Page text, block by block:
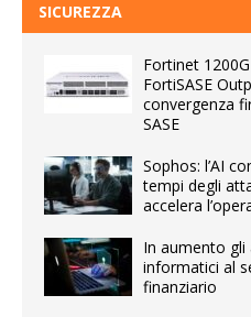
SICUREZZA
Fortinet
FortiSASE
convergenza
SASE
Sophos: l’AI
tempi degli
accelera
In aumento gli
informatici al
finanziario